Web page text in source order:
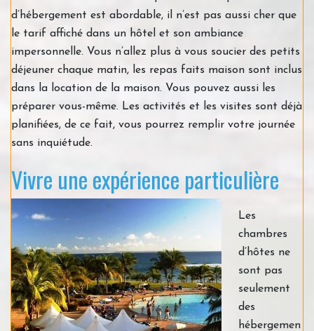
d’hébergement est abordable, il n’est pas aussi cher que
le tarif affiché dans un hôtel et son ambiance
impersonnelle. Vous n’allez plus à vous soucier des petits
déjeuner chaque matin, les repas faits maison sont inclus
dans la location de la maison. Vous pouvez aussi les
préparer vous-même. Les activités et les visites sont déjà
planifiées, de ce fait, vous pourrez remplir votre journée
sans inquiétude.
Vivre une expérience particulière
Les
chambres
d’hôtes ne
sont pas
seulement
des
hébergemen